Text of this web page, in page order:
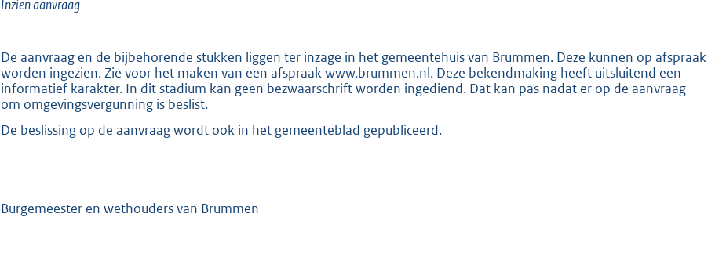
Inzien aanvraag
De aanvraag en de bijbehorende stukken liggen ter inzage in het gemeentehuis van Brummen. Deze kunnen op afspraak
worden ingezien. Zie voor het maken van een afspraak www.brummen.nl. Deze bekendmaking heeft uitsluitend een
informatief karakter. In dit stadium kan geen bezwaarschrift worden ingediend. Dat kan pas nadat er op de aanvraag
om omgevingsvergunning is beslist.
De beslissing op de aanvraag wordt ook in het gemeenteblad gepubliceerd.
Burgemeester en wethouders van Brummen